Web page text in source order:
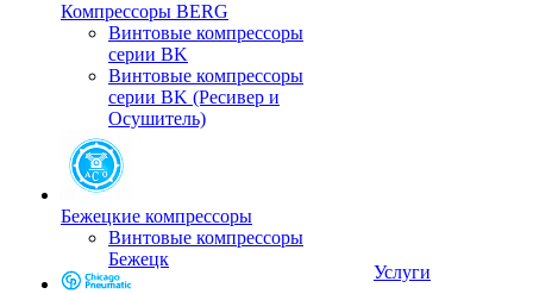
Компрессоры BERG
Винтовые компрессоры
серии BK
Винтовые компрессоры
серии BK (Ресивер и
Осушитель)
Бежецкие компрессоры
Винтовые компрессоры
Бежецк
Услуги